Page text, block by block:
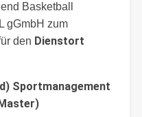
Basketball
gGmbH zum
den Dienstort
Sportmanagement